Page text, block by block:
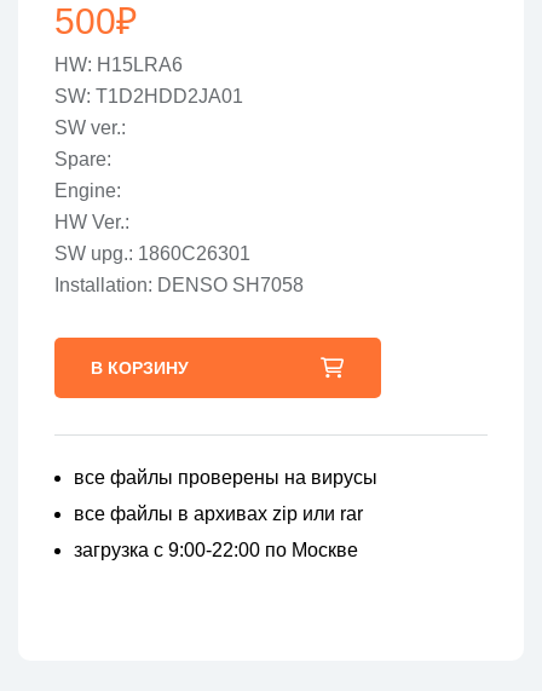
500₽
HW: H15LRA6
SW: T1D2HDD2JA01
SW ver.:
Spare:
Engine:
HW Ver.:
SW upg.: 1860C26301
Installation: DENSO SH7058
В КОРЗИНУ
все файлы проверены на вирусы
все файлы в архивах zip или rar
загрузка с 9:00-22:00 по Москве